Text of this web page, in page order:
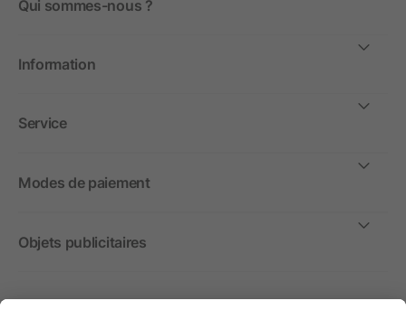
Qui sommes-nous ?
Information
Service
Modes de paiement
Objets publicitaires